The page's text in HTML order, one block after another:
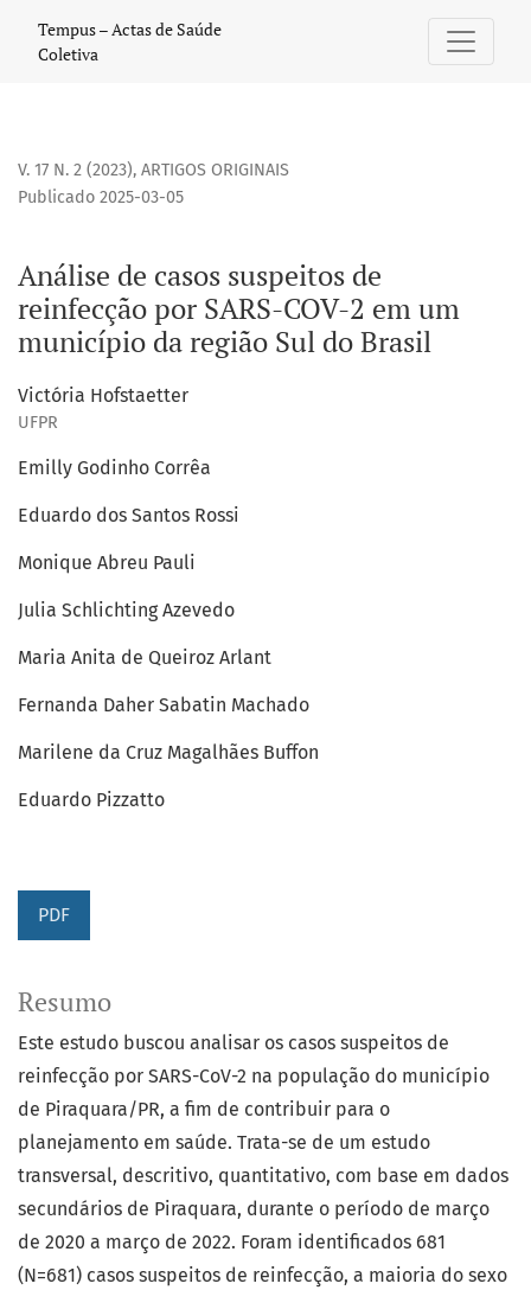
Análise de casos suspeitos de reinfecção por SARS-COV-
Tempus – Actas de Saúde
Coletiva
V. 17 N. 2 (2023), ARTIGOS ORIGINAIS
Análise de casos suspeitos de
reinfecção por SARS-COV-2 em um
município da região Sul do Brasil
Publicado 2025-03-05
Victória Hofstaetter
UFPR
Emilly Godinho Corrêa
Eduardo dos Santos Rossi
Monique Abreu Pauli
Julia Schlichting Azevedo
Maria Anita de Queiroz Arlant
Fernanda Daher Sabatin Machado
Marilene da Cruz Magalhães Buffon
Eduardo Pizzatto
PDF
Resumo
Este estudo buscou analisar os casos suspeitos de
reinfecção por SARS-CoV-2 na população do município
de Piraquara/PR, a fim de contribuir para o
planejamento em saúde. Trata-se de um estudo
transversal, descritivo, quantitativo, com base em dados
secundários de Piraquara, durante o período de março
de 2020 a março de 2022. Foram identificados 681
(N=681) casos suspeitos de reinfecção, a maioria do sexo